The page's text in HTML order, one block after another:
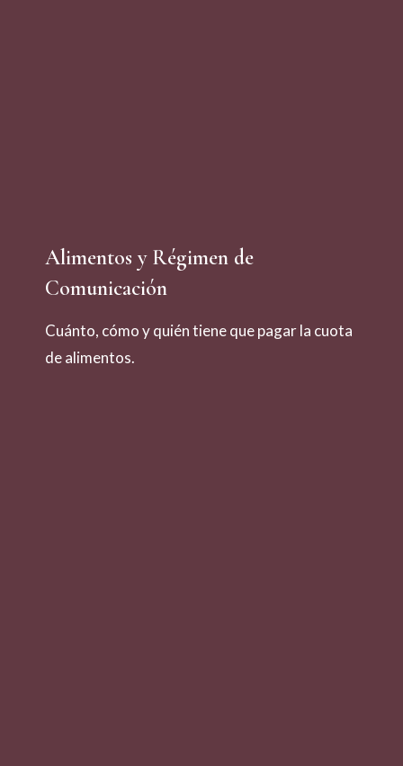
Alimentos y Régimen de
Comunicación
Cuánto, cómo y quién tiene que pagar la cuota
de alimentos.